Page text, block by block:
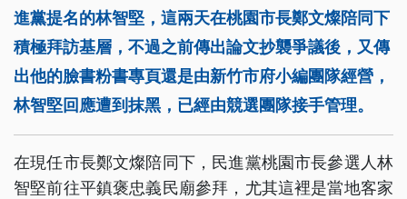
進黨提名的林智堅，這兩天在桃園市長鄭文燦陪同下
積極拜訪基層，不過之前傳出論文抄襲爭議後，又傳
出他的臉書粉書專頁還是由新竹市府小編團隊經營，
林智堅回應遭到抹黑，已經由競選團隊接手管理。
在現任市長鄭文燦陪同下，民進黨桃園市長參選人林
智堅前往平鎮褒忠義民廟參拜，尤其這裡是當地客家